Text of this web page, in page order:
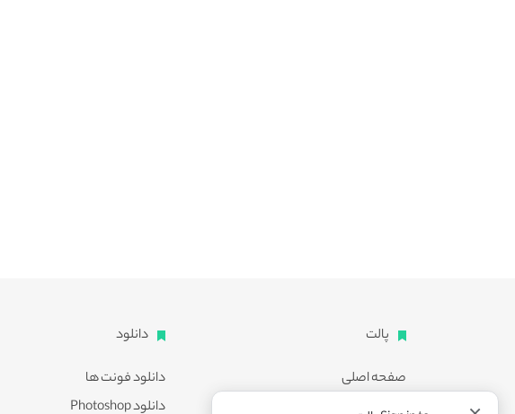
پالت
صفحه اصلی
اشتراک ویژه
دانلود
دانلود فونت ها
دانلود Photoshop